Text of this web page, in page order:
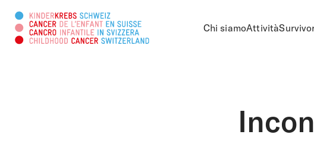
Chi siamoAttività
Cercare in questa pagina